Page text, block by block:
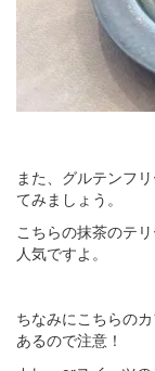
また、グルテンフ
てみましょう。
こちらの抹茶のテ
人気ですよ。
ちなみにこちらの
あるので注意！